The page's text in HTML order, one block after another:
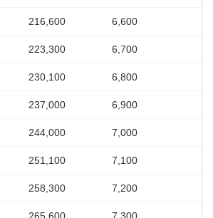
216,600 6,600
223,300 6,700
230,100 6,800
237,000 6,900
244,000 7,000
251,100 7,100
258,300 7,200